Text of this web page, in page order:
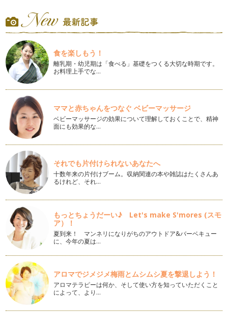
3月3日はひな祭り。桃の節句とも言われており、女の子の健
やかな成長と幸せを願う行…
バレンタインのラッピングアイデア集♪
もうすぐバレンタイン♪ Happy-Note読者のみなさんはきっ
と友チョコを沢山やりとりさ…
節分もラッピングで♪
みなさま、年末年始いかがお過ごしでいらっしゃいました
か？ 今年もみなさんへ『簡単☆可愛い☆…
お正月の準備もラッピングで☆
早いもので今年も残すところあとわずかとなりました。 クリ
スマスが終わればお正月の準…
クリスマスプレゼントは自分でラッピング☆
街はイルミネーションが輝き、すっかりクリスマス！ 子ども
も大人もワクワクする季節…
ラッピングでアドべントカレンダー
11月に入ると街は少しずつクリスマスへ向かって賑やかさを
増しています。 街のイルミ…
七五三に♪結婚式に♪ご祝儀袋をつくろう
11月は秋の気持ちの良い気候柄10月に続き結婚式がもっとも
多い月なんだそうです。 …
ハロウィンの簡単☆可愛い☆ラッピング♪
もうすぐハロウィン！ 最近日本でも随分メジャーなイベント
になってきました。ハロウィンパーテ…
食を楽しもう！
離乳期・幼児期は「食べる」基礎をつくる大切な時期です。
お料理上手でな…
ママと赤ちゃんをつなぐ ベビーマッサージ
ベビーマッサージの効果について理解しておくことで、精神
面にも効果的な…
それでも片付けられないあなたへ
十数年来の片付けブーム。収納関連の本や雑誌はたくさんあ
るけれど、それ…
もっとちょうだーい♪ Let's make S'mores (スモ
ア）！
夏到来！ マンネリになりがちのアウトドア&バーベキュー
に、今年の夏は…
アロマでジメジメ梅雨とムシムシ夏を撃退しよう！
アロマテラピーは何か、そして使い方を知っていただくこと
によって、より…